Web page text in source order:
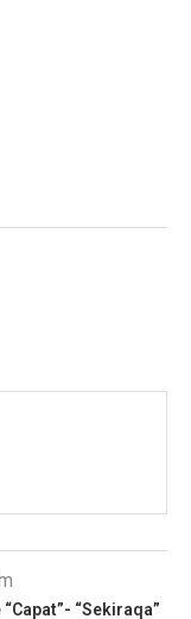
“Sekiraqa”